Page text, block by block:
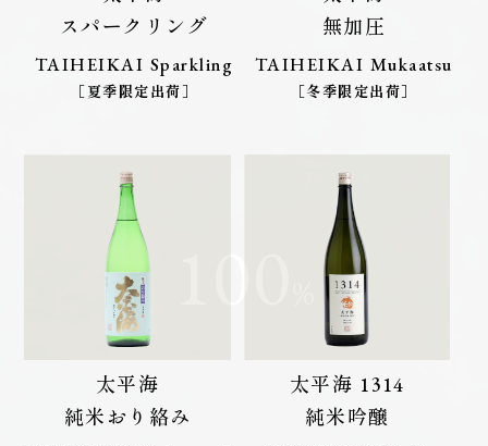
スパークリング
TAIHEIKAI Sparkling
［夏季限定出荷］
無加圧
TAIHEIKAI Mukaatsu
［冬季限定出荷］
太平海
純米おり絡み
太平海 1314
純米吟醸